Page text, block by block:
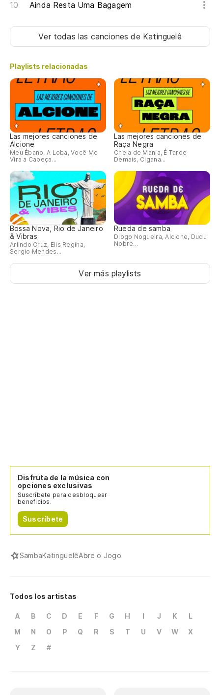
Ainda Resta Uma Bagagem
Ver todas las cancionesde Katinguelê
Playlists relacionadas
Las mejores canciones de
Alcione
Meu Ébano, A Loba, Você Me
Vira a Cabeça...
Las mejores canciones de
Raça Negra
Cheia de Mania, É Tarde
Demais, Cigana...
Bossa Nova, Rio de Janeiro
& Vibras
Arlindo Cruz, Elis Regina,
Sergio Mendes...
Rueda de samba
Diogo Nogueira, Alcione, Dudu
Nobre...
Ver más playlists
Disfruta de la música con
opciones exclusivas
Suscríbete para desbloquear
beneficios.
Suscríbete
SambaKatinguelêAbre o Jogo
Todos los artistas
A B C D E F G H I J K
L
M
N O P Q R S T U V W
X
Y
Z #